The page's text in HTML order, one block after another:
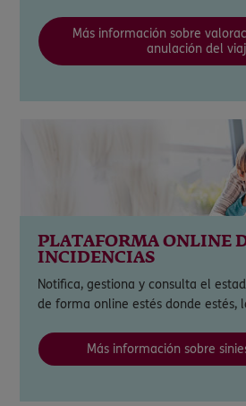
Más información sobre
anulación del
PLATAFORMA ONLINE
INCIDENCIAS
Notifica, gestiona y consulta el
de forma online estés donde estés,
Más información sobre